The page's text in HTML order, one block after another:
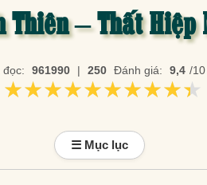
Thiên – Thất Hiệp
đọc: 961990 | 250 Đánh giá: 9,4 /
★★★★★★★★★★
★★★★★★★★★★
☰ Mục lục